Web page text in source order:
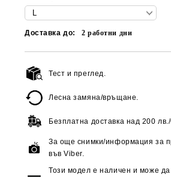
Доставка до: 2работни дни
Тест и преглед.
Лесна замяна/връщане.
Безплатна доставка над 200
За още снимки/информация за
във Viber.
Този модел е наличен и може